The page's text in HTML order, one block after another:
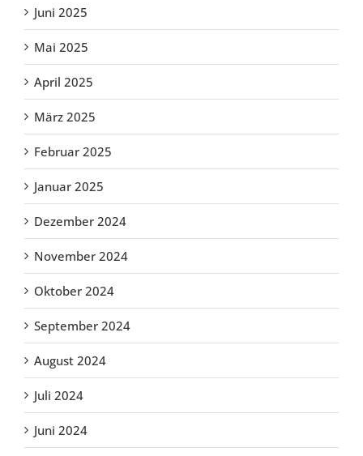
Juni 2025
Mai 2025
April 2025
März 2025
Februar 2025
Januar 2025
Dezember 2024
November 2024
Oktober 2024
September 2024
August 2024
Juli 2024
Juni 2024